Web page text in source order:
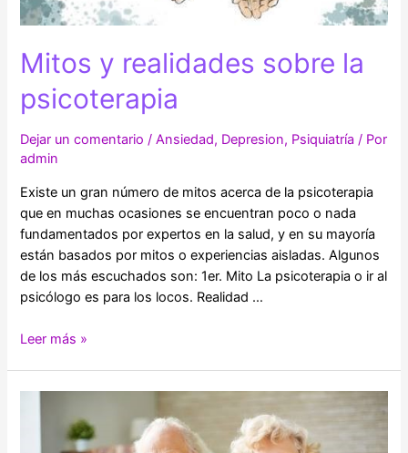
Suicidio
Mitos y realidades sobre la
psicoterapia
Dejar un comentario /Ansiedad, Depresion, Psiquiatría / Por
admin
Existe un gran número de mitos acerca de la psicoterapia
que en muchas ocasiones se encuentran poco o nada
fundamentados por expertos en la salud, y en su mayoría
están basados por mitos o experiencias aisladas. Algunos
de los más escuchados son: 1er. Mito La psicoterapia o ir al
psicólogo es para los locos. Realidad …
Mitos
psicoterapia
Leer más »